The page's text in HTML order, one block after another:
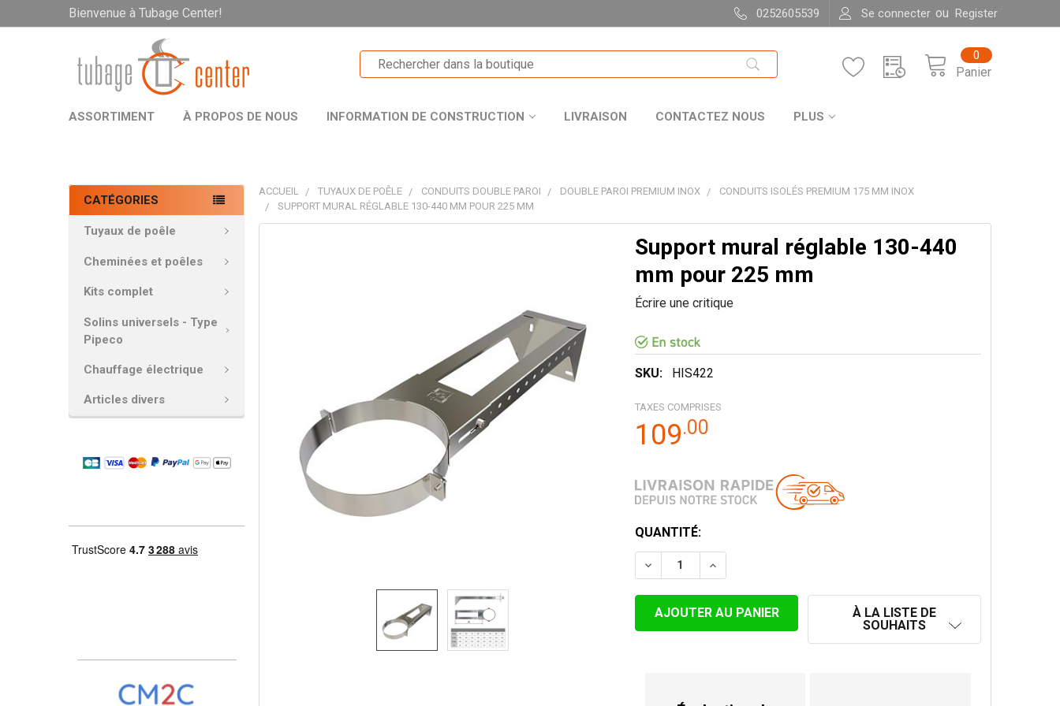
Bienvenue à Tubage Center! 0252605539 Se connecter ou Register
Panier
0
ASSORTIMENT À PROPOS DE NOUS INFORMATION DE CONSTRUCTION LIVRAISON CONTACTEZ NOUS PLUS
CATÉGORIES
Tuyaux de poêle
Cheminées et poêles
Kits complet
Solins universels - Type
Pipeco
Chauffage électrique
Articles divers
ACCUEIL TUYAUX DE POÊLE CONDUITS DOUBLE PAROI DOUBLE PAROI PREMIUM INOX
CONDUITS ISOLÉS PREMIUM 175 MM INOX
SUPPORT MURAL RÉGLABLE 130-440 MM POUR 225 MM
Support mural réglable 130-440
mm pour 225 mm
Écrire une critique
SKU: HIS422
TAXES COMPRISES
109.00
STOCK
ACTUEL:
QUANTITÉ:
DIMINUER LA QUANTITÉ DE SUPPORT MURAL RÉGLABLE 130-440
AUGMENTER LA QUANTITÉ DE SUPPORT MURAL
À LA LISTE DE
SOUHAITS
SÉLECTION
AU PANIER